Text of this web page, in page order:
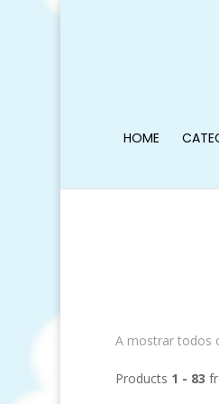
HOME
A mostrar todos
Products 1 - 83